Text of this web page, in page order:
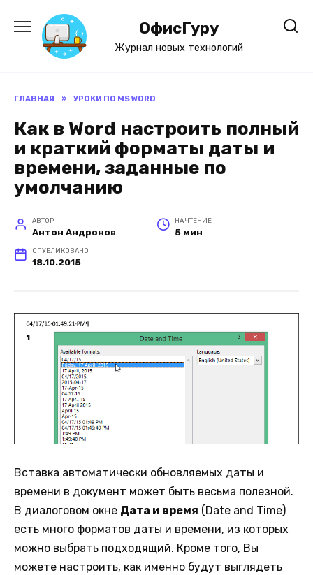
содержанию
ОфисГуру
Журнал новых технологий
ГЛАВНАЯ » УРОКИ ПО MS WORD
Как в Word настроить полный
и краткий форматы даты и
времени, заданные по
умолчанию
АВТОР
Антон Андронов
НА ЧТЕНИЕ
5 мин
ОПУБЛИКОВАНО
18.10.2015
Вставка автоматически обновляемых даты и
времени в документ может быть весьма полезной.
В диалоговом окне Дата и время (Date and Time)
есть много форматов даты и времени, из которых
можно выбрать подходящий. Кроме того, Вы
можете настроить, как именно будут выглядеть